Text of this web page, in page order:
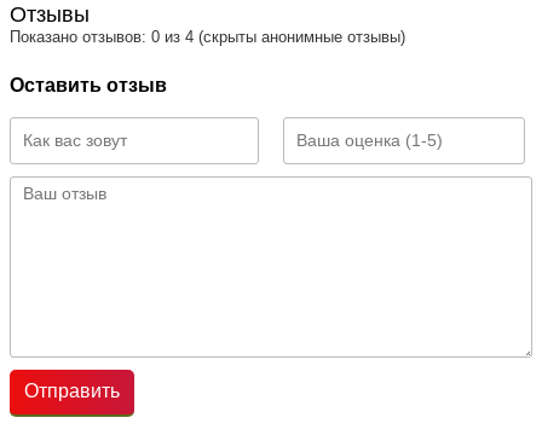
Отзывы
Показано отзывов: 0 из 4 (скрыты анонимные отзывы)
Оставить отзыв
Отправить